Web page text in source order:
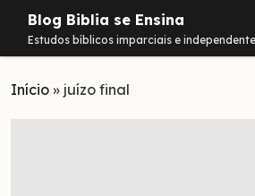
Blog Biblia se Ensina
Estudos bíblicos imparciais e
Estudos
Início » juízo final